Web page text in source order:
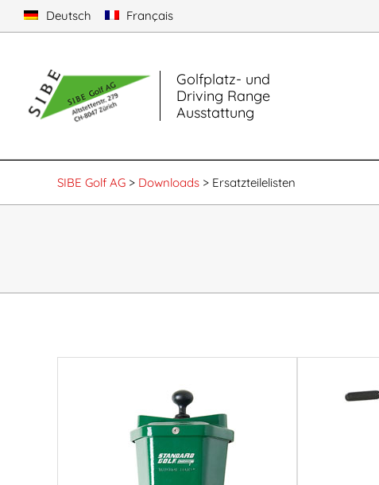
Deutsch Français
Golfplatz- und
Driving Range
Ausstattung
SIBE Golf AG > Downloads > Ersatzteilelisten